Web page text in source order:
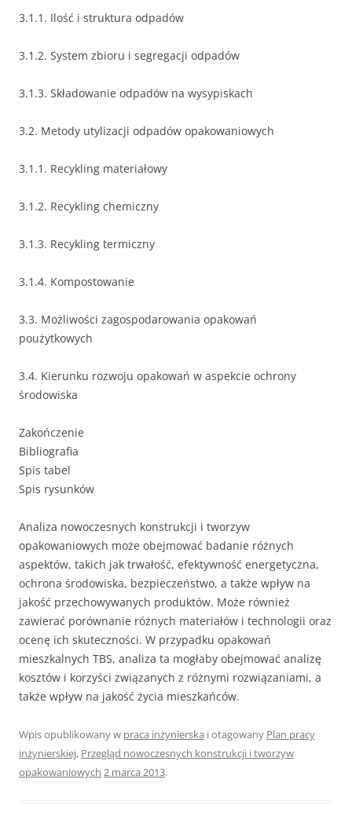
3.1.1. Ilość i struktura odpadów
3.1.2. System zbioru i segregacji odpadów
3.1.3. Składowanie odpadów na wysypiskach
3.2. Metody utylizacji odpadów opakowaniowych
3.1.1. Recykling materiałowy
3.1.2. Recykling chemiczny
3.1.3. Recykling termiczny
3.1.4. Kompostowanie
3.3. Możliwości zagospodarowania opakowań
poużytkowych
3.4. Kierunku rozwoju opakowań w aspekcie ochrony
środowiska
Zakończenie
Bibliografia
Spis tabel
Spis rysunków
Analiza nowoczesnych konstrukcji i tworzyw
opakowaniowych może obejmować badanie różnych
aspektów, takich jak trwałość, efektywność energetyczna,
ochrona środowiska, bezpieczeństwo, a także wpływ na
jakość przechowywanych produktów. Może również
zawierać porównanie różnych materiałów i technologii oraz
ocenę ich skuteczności. W przypadku opakowań
mieszkalnych TBS, analiza ta mogłaby obejmować analizę
kosztów i korzyści związanych z różnymi rozwiązaniami, a
także wpływ na jakość życia mieszkańców.
Wpis opublikowany w praca inżynierska i otagowany Plan pracy
inżynierskiej, Przegląd nowoczesnych konstrukcji i tworzyw
opakowaniowych 2 marca 2013.